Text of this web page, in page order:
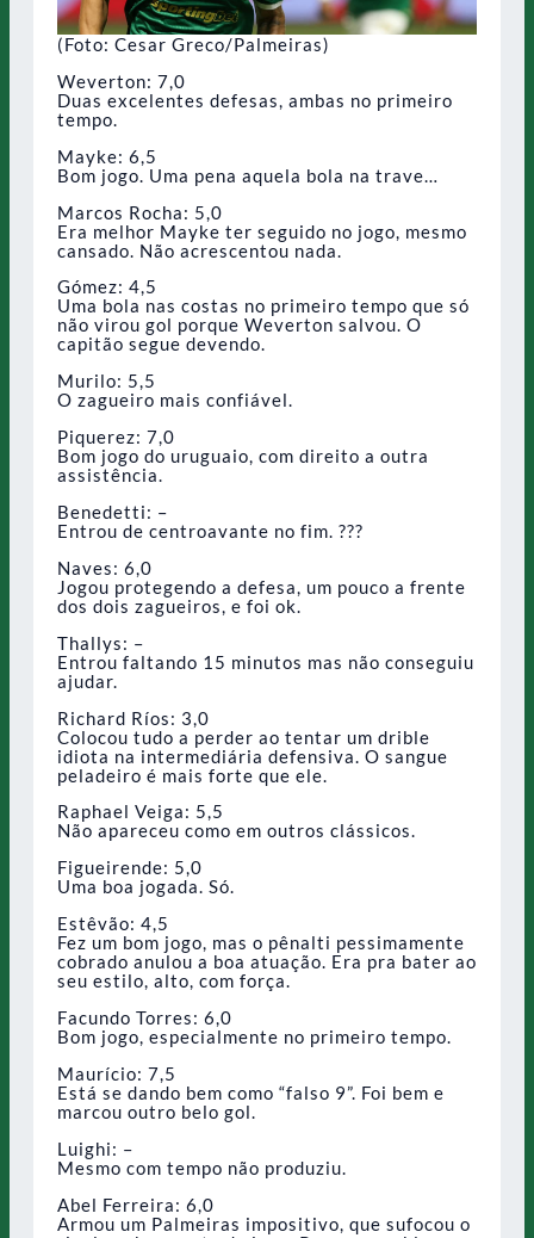
(Foto: Cesar Greco/Palmeiras)
Weverton: 7,0
Duas excelentes defesas, ambas no primeiro
tempo.
Mayke: 6,5
Bom jogo. Uma pena aquela bola na trave…
Marcos Rocha: 5,0
Era melhor Mayke ter seguido no jogo, mesmo
cansado. Não acrescentou nada.
Gómez: 4,5
Uma bola nas costas no primeiro tempo que só
não virou gol porque Weverton salvou. O
capitão segue devendo.
Murilo: 5,5
O zagueiro mais confiável.
Piquerez: 7,0
Bom jogo do uruguaio, com direito a outra
assistência.
Benedetti: –
Entrou de centroavante no fim. ???
Naves: 6,0
Jogou protegendo a defesa, um pouco a frente
dos dois zagueiros, e foi ok.
Thallys: –
Entrou faltando 15 minutos mas não conseguiu
ajudar.
Richard Ríos: 3,0
Colocou tudo a perder ao tentar um drible
idiota na intermediária defensiva. O sangue
peladeiro é mais forte que ele.
Raphael Veiga: 5,5
Não apareceu como em outros clássicos.
Figueirende: 5,0
Uma boa jogada. Só.
Estêvão: 4,5
Fez um bom jogo, mas o pênalti pessimamente
cobrado anulou a boa atuação. Era pra bater ao
seu estilo, alto, com força.
Facundo Torres: 6,0
Bom jogo, especialmente no primeiro tempo.
Maurício: 7,5
Está se dando bem como “falso 9”. Foi bem e
marcou outro belo gol.
Luighi: –
Mesmo com tempo não produziu.
Abel Ferreira: 6,0
Armou um Palmeiras impositivo, que sufocou o